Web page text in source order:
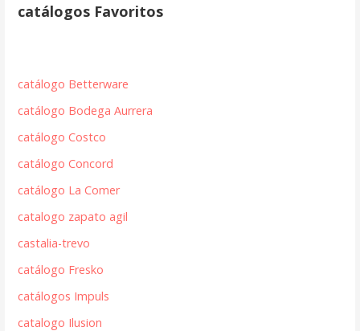
catálogos Favoritos
catálogo Betterware
catálogo Bodega Aurrera
catálogo Costco
catálogo Concord
catálogo La Comer
catalogo zapato agil
castalia-trevo
catálogo Fresko
catálogos Impuls
catalogo Ilusion